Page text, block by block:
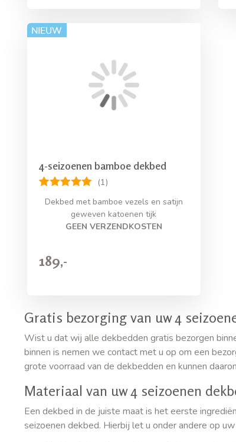
4-seizoenen bamboe dekbed
(1)
Dekbed met bamboe vezels en satijn
geweven katoenen tijk
GEEN VERZENDKOSTEN
189,-
Gratis bezorging van uw 4
Wist u dat wij alle dekbedden gratis bezorgen
binnen is nemen we contact met u op om een
grote voorraad van de dekbedden en kunnen
Materiaal van uw 4 seizoenen
Een dekbed in de juiste maat is het eerste
seizoenen dekbed. Hierbij let u onder andere op